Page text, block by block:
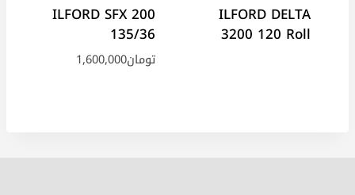
ILFORD DELTA
3200 120 Roll
ILFORD SFX 200
135/36
تومان1,600,000